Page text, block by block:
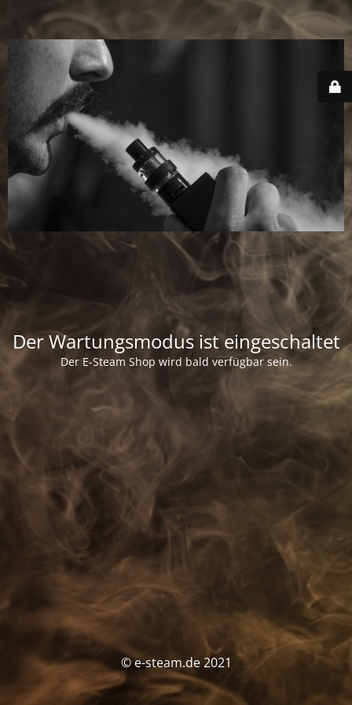
Der Wartungsmodus ist eingeschaltet
Der E-Steam Shop wird bald verfügbar sein.
© e-steam.de 2021